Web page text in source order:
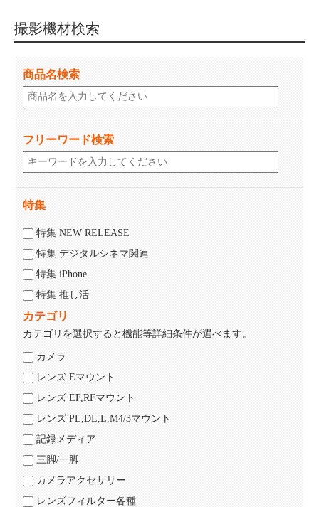
撮影機材検索
商品名検索
フリーワード検索
特集
特集 NEW RELEASE
特集 デジタルシネマ関連
特集 iPhone
特集 推し活
カテゴリ
カテゴリを選択すると機能等詳細条件が選べます。
カメラ
レンズ Eマウント
レンズ EF,RFマウント
レンズ PL,DL,L,M4/3マウント
記録メディア
三脚/一脚
カメラアクセサリー
レンズフィルター各種